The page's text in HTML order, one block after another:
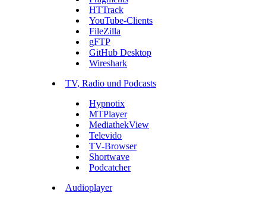
HTTrack
YouTube-Clients
FileZilla
gFTP
GitHub Desktop
Wireshark
TV, Radio und Podcasts
Hypnotix
MTPlayer
MediathekView
Televido
TV-Browser
Shortwave
Podcatcher
Audioplayer